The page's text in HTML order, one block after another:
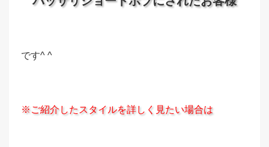
です^ ^
※ご紹介したスタイルを詳しく見たい場合は